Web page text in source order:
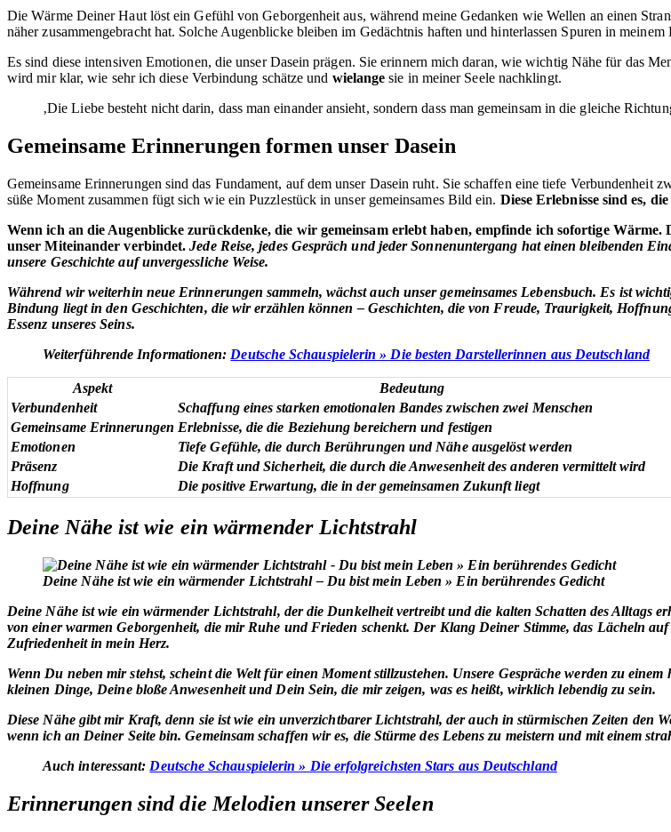
Die Wärme Deiner Haut löst ein Gefühl von Geborgenheit aus, während meine Gedanken wie Wellen an einen
näher zusammengebracht hat. Solche Augenblicke bleiben im Gedächtnis haften und hinterlassen Spuren in meinem
Es sind diese intensiven Emotionen, die unser Dasein prägen. Sie erinnern mich daran, wie wichtig Nähe für das
wird mir klar, wie sehr ich diese Verbindung schätze und wielange sie in meiner Seele nachklingt.
‚Die Liebe besteht nicht darin, dass man einander ansieht, sondern dass man gemeinsam in die gleiche
Gemeinsame Erinnerungen formen unser Dasein
Gemeinsame Erinnerungen sind das Fundament, auf dem unser Dasein ruht. Sie schaffen eine tiefe Verbundenheit
süße Moment zusammen fügt sich wie ein Puzzlestück in unser gemeinsames Bild ein. Diese Erlebnisse sind es,
Wenn ich an die Augenblicke zurückdenke, die wir gemeinsam erlebt haben, empfinde ich sofortige
unser Miteinander verbindet.Jede Reise, jedes Gespräch und jeder Sonnenuntergang hat einen bleibenden
unsere Geschichte auf unvergessliche Weise.
Während wir weiterhin neue Erinnerungen sammeln, wächst auch unser gemeinsames Lebensbuch. Es ist
Bindung liegt in den Geschichten, die wir erzählen können – Geschichten, die von Freude, Traurigkeit,
Essenz unseres Seins.
Weiterführende Informationen: Deutsche Schauspielerin » Die besten Darstellerinnen aus Deutschland
Aspekt
Bedeutung
Verbundenheit
Schaffung eines starken emotionalen Bandes zwischen zwei Menschen
Gemeinsame Erinnerungen Erlebnisse, die die Beziehung bereichern und festigen
Emotionen
Tiefe Gefühle, die durch Berührungen und Nähe ausgelöst werden
Präsenz
Die Kraft und Sicherheit, die durch die Anwesenheit des anderen vermittelt wird
Hoffnung
Die positive Erwartung, die in der gemeinsamen Zukunft liegt
Deine Nähe ist wie ein wärmender Lichtstrahl
Deine Nähe ist wie ein wärmender Lichtstrahl – Du bist mein Leben » Ein berührendes Gedicht
Deine Nähe ist wie ein wärmender Lichtstrahl, der die Dunkelheit vertreibt und die kalten Schatten des
von einerwarmen Geborgenheit, die mir Ruhe und Frieden schenkt. Der Klang Deiner Stimme, das Lächeln
Zufriedenheitin mein Herz.
Wenn Du neben mir stehst, scheint die Welt für einen Moment stillzustehen. Unsere Gespräche werden zu
kleinen Dinge, Deine bloße Anwesenheit und Dein Sein, die mir zeigen, was es heißt, wirklich lebendig zu sein.
Diese Nähe gibt mir Kraft, denn sie ist wie ein unverzichtbarer Lichtstrahl, der auch in stürmischen Zeiten den
wenn ich an Deiner Seite bin. Gemeinsam schaffen wir es, die Stürme des Lebens zu meistern und mit einem
Auch interessant: Deutsche Schauspielerin » Die erfolgreichsten Stars aus Deutschland
Erinnerungen sind die Melodien unserer Seelen